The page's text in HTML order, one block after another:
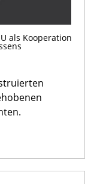
als Kooperation